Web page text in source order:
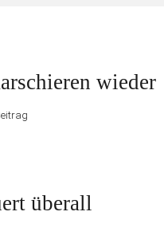
wieder
überall